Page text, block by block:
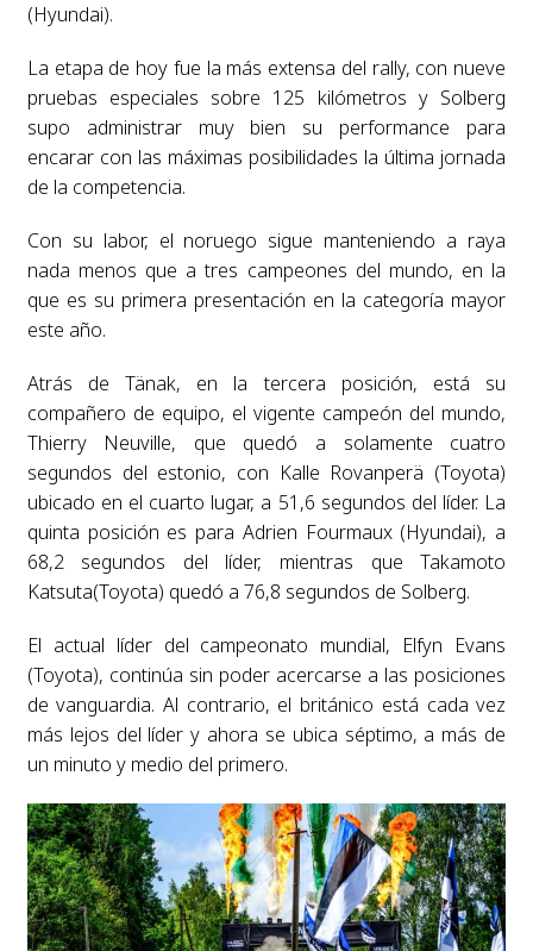
(Hyundai).
La etapa de hoy fue la más extensa del rally, con nueve
pruebas especiales sobre 125 kilómetros y Solberg
supo administrar muy bien su performance para
encarar con las máximas posibilidades la última jornada
de la competencia.
Con su labor, el noruego sigue manteniendo a raya
nada menos que a tres campeones del mundo, en la
que es su primera presentación en la categoría mayor
este año.
Atrás de Tänak, en la tercera posición, está su
compañero de equipo, el vigente campeón del mundo,
Thierry Neuville, que quedó a solamente cuatro
segundos del estonio, con Kalle Rovanperä (Toyota)
ubicado en el cuarto lugar, a 51,6 segundos del líder. La
quinta posición es para Adrien Fourmaux (Hyundai), a
68,2 segundos del líder, mientras que Takamoto
Katsuta(Toyota) quedó a 76,8 segundos de Solberg.
El actual líder del campeonato mundial, Elfyn Evans
(Toyota), continúa sin poder acercarse a las posiciones
de vanguardia. Al contrario, el británico está cada vez
más lejos del líder y ahora se ubica séptimo, a más de
un minuto y medio del primero.